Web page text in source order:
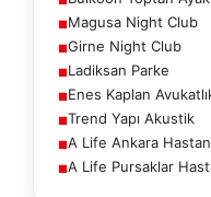
■Magusa Night Club
■Girne Night Club
■Ladiksan Parke
■Enes Kaplan
■Trend Yapı Akustik
■A Life Ankara
■A Life Pursaklar